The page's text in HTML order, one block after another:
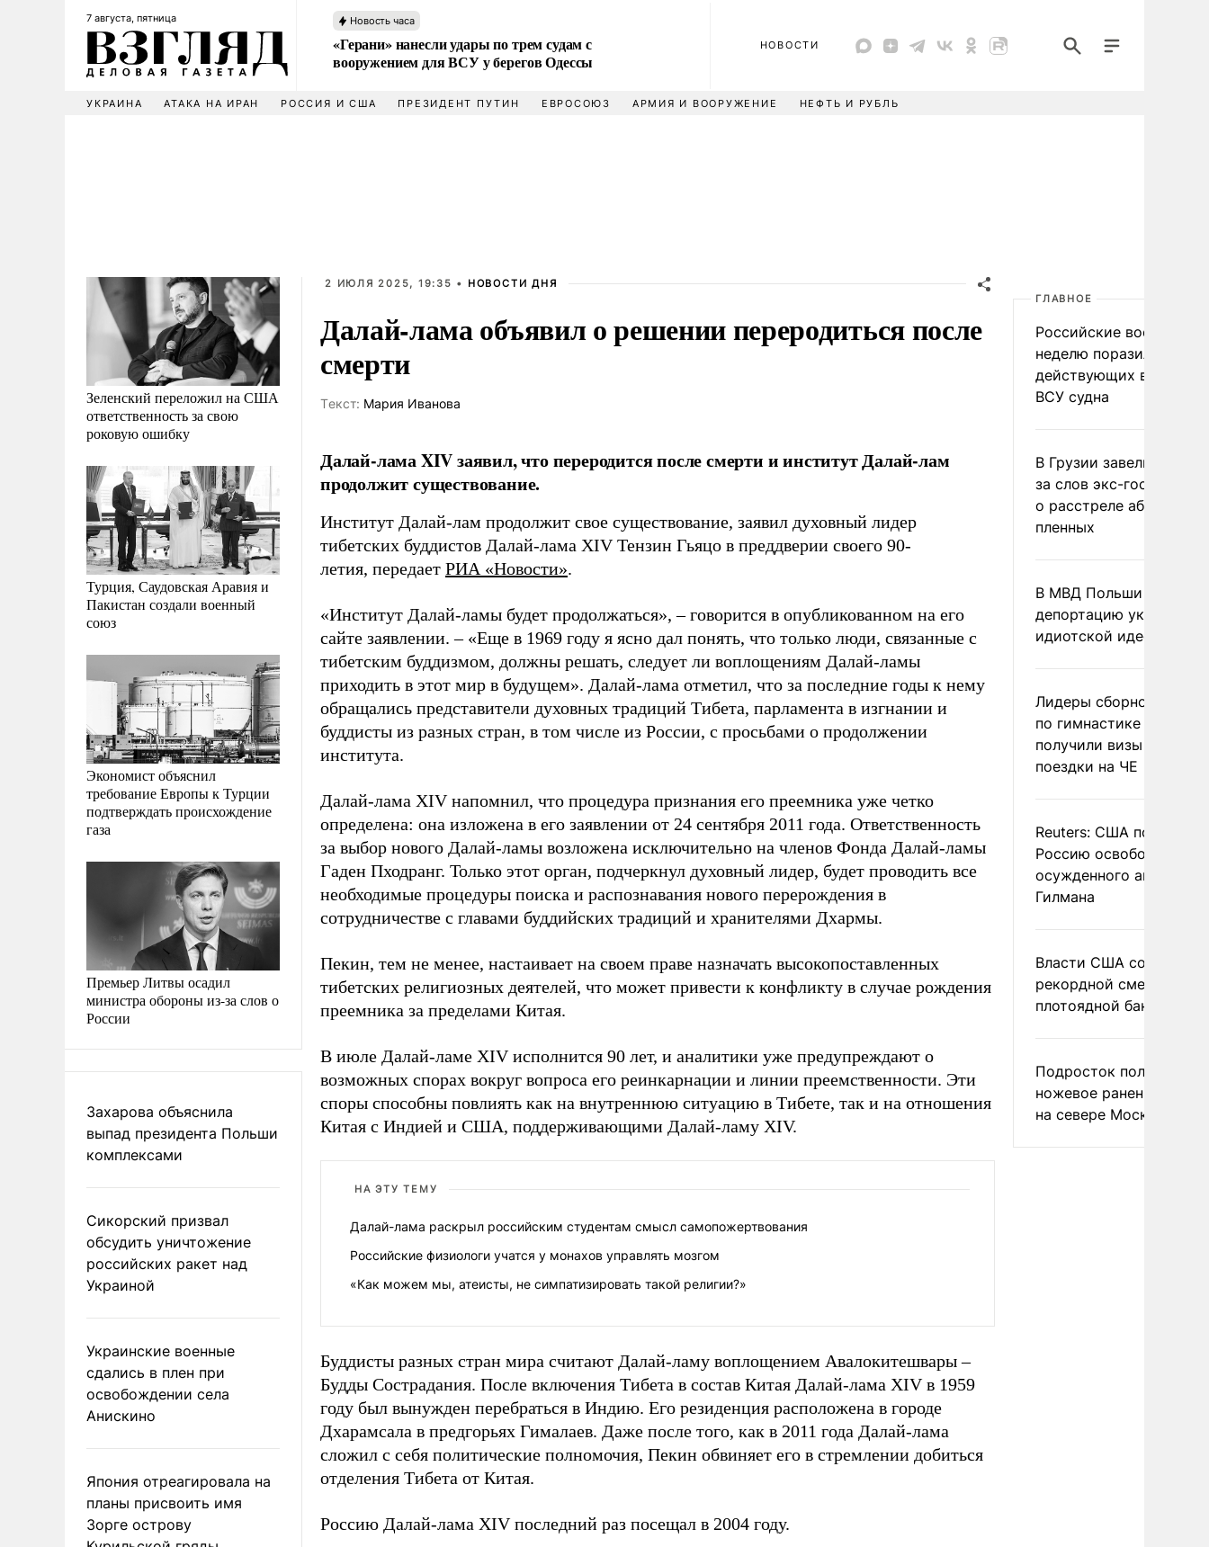
7 августа, пятница Новость часа
«Герани» нанесли удары по трем судам с
вооружением для ВСУ у берегов Одессы
НОВОСТИ
УКРАИНА АТАКА НА ИРАН РОССИЯ И США ПРЕЗИДЕНТ ПУТИН ЕВРОСОЮЗ АРМИЯ И ВООРУЖЕНИЕ НЕФТЬ И РУБЛЬ
Зеленский переложил на США
ответственность за свою
роковую ошибку
Турция, Саудовская Аравия и
Пакистан создали военный
союз
Экономист объяснил
требование Европы к Турции
подтверждать происхождение
газа
Премьер Литвы осадил
министра обороны из-за слов о
России
Захарова объяснила
выпад президента Польши
комплексами
Сикорский призвал
обсудить уничтожение
российских ракет над
Украиной
Украинские военные
сдались в плен при
освобождении села
Анискино
Япония отреагировала на
планы присвоить имя
Зорге острову
2 ИЮЛЯ 2025, 19:35 • НОВОСТИ ДНЯ
Далай-лама объявил о решении переродиться после
смерти
Tекст: Мария Иванова
Далай-лама XIV заявил, что переродится после смерти и институт Далай-лам
продолжит существование.
Институт Далай-лам продолжит свое существование, заявил духовный лидер
тибетских буддистов Далай-лама XIV Тензин Гьяцо в преддверии своего 90-
летия, передает РИА «Новости».
«Институт Далай-ламы будет продолжаться», – говорится в опубликованном на его
сайте заявлении. – «Еще в 1969 году я ясно дал понять, что только люди, связанные с
тибетским буддизмом, должны решать, следует ли воплощениям Далай-ламы
приходить в этот мир в будущем». Далай-лама отметил, что за последние годы к нему
обращались представители духовных традиций Тибета, парламента в изгнании и
буддисты из разных стран, в том числе из России, с просьбами о продолжении
института.
Далай-лама XIV напомнил, что процедура признания его преемника уже четко
определена: она изложена в его заявлении от 24 сентября 2011 года. Ответственность
за выбор нового Далай-ламы возложена исключительно на членов Фонда Далай-ламы
Гаден Пходранг. Только этот орган, подчеркнул духовный лидер, будет проводить все
необходимые процедуры поиска и распознавания нового перерождения в
сотрудничестве с главами буддийских традиций и хранителями Дхармы.
Пекин, тем не менее, настаивает на своем праве назначать высокопоставленных
тибетских религиозных деятелей, что может привести к конфликту в случае рождения
преемника за пределами Китая.
В июле Далай-ламе XIV исполнится 90 лет, и аналитики уже предупреждают о
возможных спорах вокруг вопроса его реинкарнации и линии преемственности. Эти
споры способны повлиять как на внутреннюю ситуацию в Тибете, так и на отношения
Китая с Индией и США, поддерживающими Далай-ламу XIV.
НА ЭТУ ТЕМУ
Далай-лама раскрыл российским студентам смысл самопожертвования
Российские физиологи учатся у монахов управлять мозгом
«Как можем мы, атеисты, не симпатизировать такой религии?»
Буддисты разных стран мира считают Далай-ламу воплощением Авалокитешвары –
Будды Сострадания. После включения Тибета в состав Китая Далай-лама XIV в 1959
году был вынужден перебраться в Индию. Его резиденция расположена в городе
Дхарамсала в предгорьях Гималаев. Даже после того, как в 2011 года Далай-лама
сложил с себя политические полномочия, Пекин обвиняет его в стремлении добиться
отделения Тибета от Китая.
Россию Далай-лама XIV последний раз посещал в 2004 году.
ГЛАВНОЕ
Российские военные за
неделю поразили 34
действующих в
ВСУ судна
В Грузии завели дело
за слов экс-
о расстреле абхазских
пленных
В МВД Польши назвали
депортацию украинцев
идиотской идеей
Лидеры сборной
по гимнастике не
получили визы для
поездки на ЧЕ
Reuters: США
Россию освободить
осужденного
Гилмана
Власти США сообщили
рекордной смертности
плотоядной бактерии
Подросток получил
ножевое ранение в
на севере Москвы